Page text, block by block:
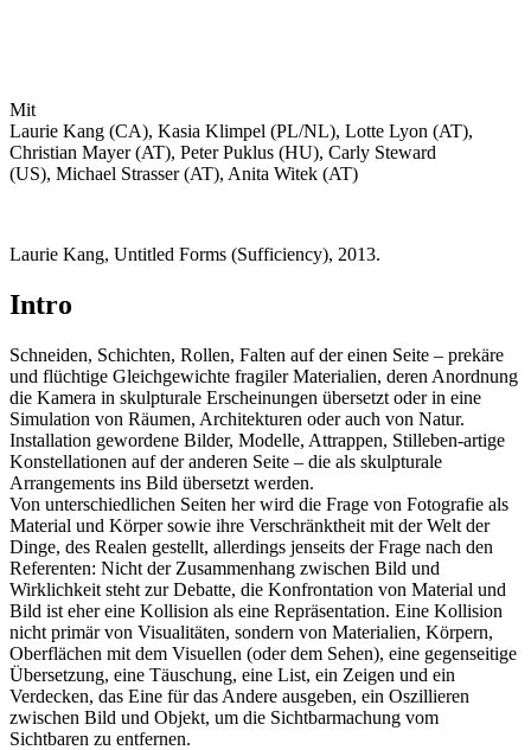
Mit
Laurie Kang (CA), Kasia Klimpel (PL/NL), Lotte Lyon (AT),
Christian Mayer (AT), Peter Puklus (HU), Carly Steward
(US), Michael Strasser (AT), Anita Witek (AT)
Laurie Kang, Untitled Forms (Sufficiency), 2013.
Intro
Schneiden, Schichten, Rollen, Falten auf der einen Seite – prekäre
und flüchtige Gleichgewichte fragiler Materialien, deren Anordnung
die Kamera in skulpturale Erscheinungen übersetzt oder in eine
Simulation von Räumen, Architekturen oder auch von Natur.
Installation gewordene Bilder, Modelle, Attrappen, Stilleben-artige
Konstellationen auf der anderen Seite – die als skulpturale
Arrangements ins Bild übersetzt werden.
Von unterschiedlichen Seiten her wird die Frage von Fotografie als
Material und Körper sowie ihre Verschränktheit mit der Welt der
Dinge, des Realen gestellt, allerdings jenseits der Frage nach den
Referenten: Nicht der Zusammenhang zwischen Bild und
Wirklichkeit steht zur Debatte, die Konfrontation von Material und
Bild ist eher eine Kollision als eine Repräsentation. Eine Kollision
nicht primär von Visualitäten, sondern von Materialien, Körpern,
Oberflächen mit dem Visuellen (oder dem Sehen), eine gegenseitige
Übersetzung, eine Täuschung, eine List, ein Zeigen und ein
Verdecken, das Eine für das Andere ausgeben, ein Oszillieren
zwischen Bild und Objekt, um die Sichtbarmachung vom
Sichtbaren zu entfernen.